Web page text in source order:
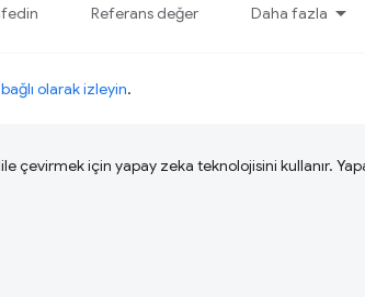
Referans değer Daha fazla
olarak izleyin.
çevirmek için yapay zeka teknolojisini kullanır.